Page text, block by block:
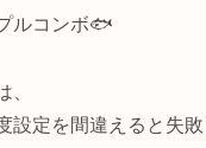
ルコンボ🐟
、
設定を間違えると失敗